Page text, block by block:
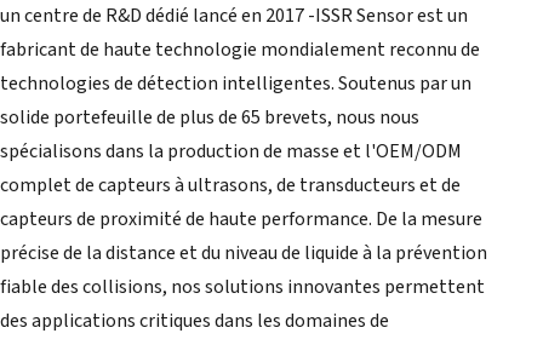
un centre de R&D dédié lancé en 2017 -ISSR Sensor est un
fabricant de haute technologie mondialement reconnu de
technologies de détection intelligentes. Soutenus par un
solide portefeuille de plus de 65 brevets, nous nous
spécialisons dans la production de masse et l'OEM/ODM
complet de capteurs à ultrasons, de transducteurs et de
capteurs de proximité de haute performance. De la mesure
précise de la distance et du niveau de liquide à la prévention
fiable des collisions, nos solutions innovantes permettent
des applications critiques dans les domaines de